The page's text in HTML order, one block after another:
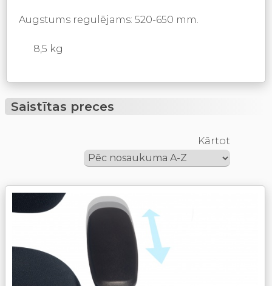
Augstums regulējams: 520-650 mm.
8,5 kg
Saistītas preces
Kārtot